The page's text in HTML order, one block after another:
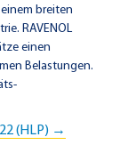
breiten
RAVENOL
einen
Belastungen.
(HLP) →